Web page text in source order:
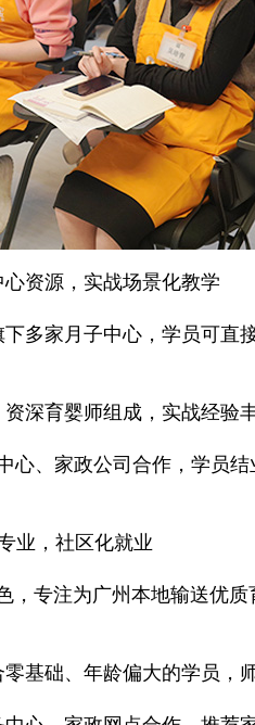
资源，实战场景化教学
家月子中心，学员可直
育婴师组成，实战经验丰
、家政公司合作，学员结
，社区化就业
专注为广州本地输送优质
础、年龄偏大的学员，师